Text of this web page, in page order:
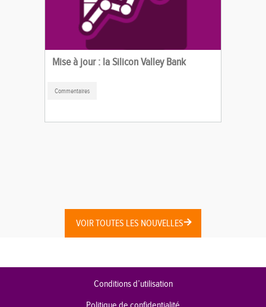
Mise à jour : la Silicon Valley Bank
Commentaires
VOIR TOUTES LES NOUVELLES
Conditions d’utilisation